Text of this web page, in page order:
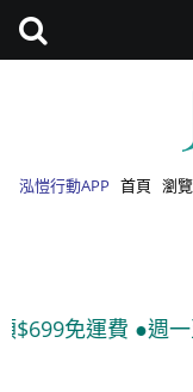
泓愷行動APP 首頁 瀏
免運費 ●週一